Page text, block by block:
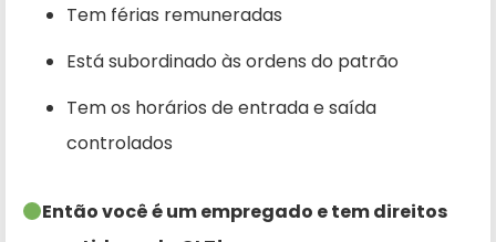
Tem férias remuneradas
Está subordinado às ordens do patrão
Tem os horários de entrada e saída
controlados
Então você é um empregado e tem direitos